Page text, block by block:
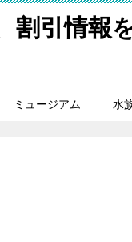
割引情報
ミュージアム 水